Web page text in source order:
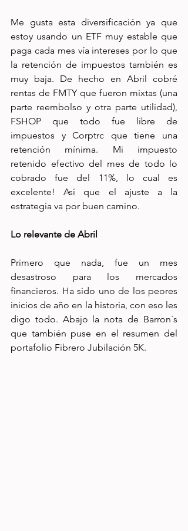
Me gusta esta diversificación ya que
estoy usando un ETF muy estable que
paga cada mes vía intereses por lo que
la retención de impuestos también es
muy baja. De hecho en Abril cobré
rentas de FMTY que fueron mixtas (una
parte reembolso y otra parte utilidad),
FSHOP que todo fue libre de
impuestos y Corptrc que tiene una
retención mínima. Mi impuesto
retenido efectivo del mes de todo lo
cobrado fue del 11%, lo cual es
excelente! Así que el ajuste a la
estrategia va por buen camino.
Lo relevante de Abril
Primero que nada, fue un mes
desastroso para los mercados
financieros. Ha sido uno de los peores
inicios de año en la historia, con eso les
digo todo. Abajo la nota de Barron´s
que también puse en el resumen del
portafolio Fibrero Jubilación 5K.